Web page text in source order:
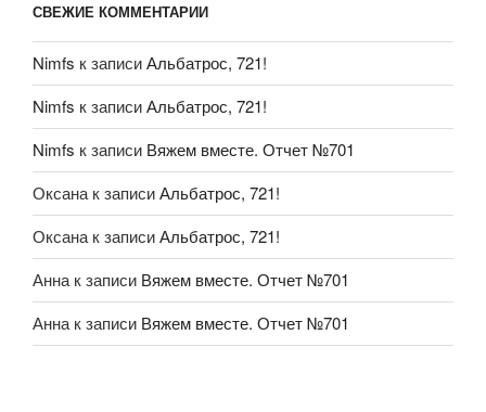
СВЕЖИЕ КОММЕНТАРИИ
Nimfs к записиАльбатрос, 721!
Nimfs к записиАльбатрос, 721!
Nimfs к записи Вяжем вместе. Отчет №701
Оксанак записиАльбатрос, 721!
Оксанак записиАльбатрос, 721!
Аннак записи Вяжем вместе. Отчет №701
Аннак записи Вяжем вместе. Отчет №701